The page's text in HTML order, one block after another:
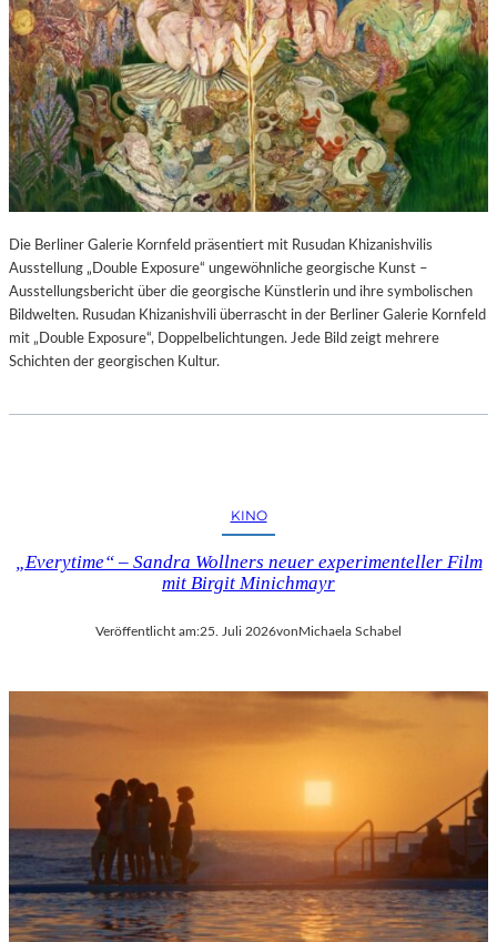
Die Berliner Galerie Kornfeld präsentiert mit Rusudan Khizanishvilis
Ausstellung „Double Exposure“ ungewöhnliche georgische Kunst –
Ausstellungsbericht über die georgische Künstlerin und ihre symbolischen
Bildwelten. Rusudan Khizanishvili überrascht in der Berliner Galerie Kornfeld
mit „Double Exposure“, Doppelbelichtungen. Jede Bild zeigt mehrere
Schichten der georgischen Kultur.
KINO
„Everytime“ – Sandra Wollners neuer experimenteller Film
mit Birgit Minichmayr
Veröffentlicht am:25. Juli 2026vonMichaela Schabel